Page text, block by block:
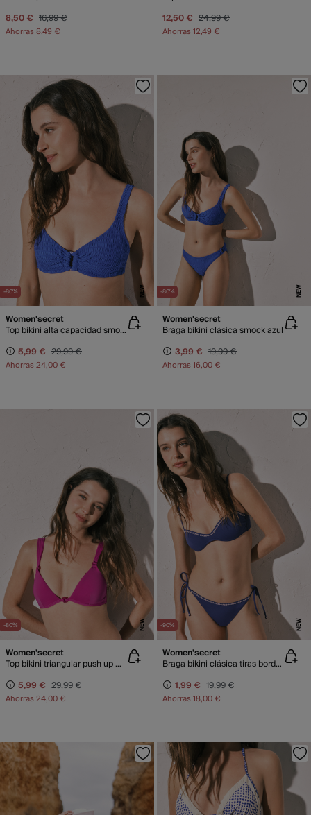
8,50 € 16,99 €
Ahorras8,49 €
12,50 € 24,99 €
Ahorras12,49 €
-80% NEW
Women'secret
Top bikini alta capacidad smock azul
5,99 € 29,99 €
Ahorras24,00 €
-80% NEW
Women'secret
Braga bikini clásica smock azul
3,99 € 19,99 €
Ahorras16,00 €
-80% NEW
Women'secret
Top bikini triangular push up magenta
5,99 € 29,99 €
Ahorras24,00 €
-90% NEW
Women'secret
Braga bikini clásica tiras bordado flores
1,99 € 19,99 €
Ahorras18,00 €